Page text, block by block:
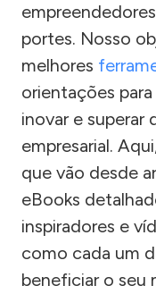
portes. Nosso
melhores
orientações
inovar e superar
empresarial.
que vão desde
eBooks
inspiradores e
como cada um
beneficiar o seu